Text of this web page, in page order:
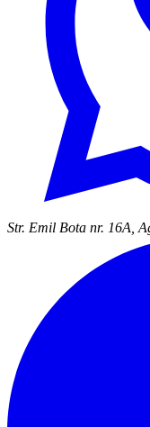
Str. Emil Bota nr. 16A,